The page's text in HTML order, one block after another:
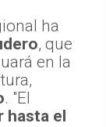
ha
, que
en la
. "El
hasta el